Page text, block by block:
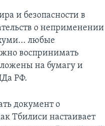
и безопасности в
о неприменении
любые
воспринимать
на бумагу и
РФ.
документ о
Тбилиси настаивает